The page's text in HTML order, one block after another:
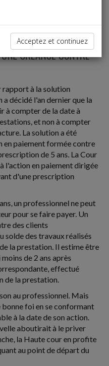
CRÉANCE CONTRE
à la solution
décidé l'an dernier que la
à compter de la date à
et non à compter
La solution a été
en paiement formée contre
de 5 ans. La Cour
l'action en paiement dirigée
d'une prescription
un professionnel ne peut
pour se faire payer. Un
des clients
solde des travaux réalisés
la prestation. Il estime être
de 2 ans après
effectué
de la prestation.
au professionnel. Mais
foi en se conformant
à la date de son action.
aboutirait à le priver
la Haute cour en profite
au point de départ du
Acceptez et continuez